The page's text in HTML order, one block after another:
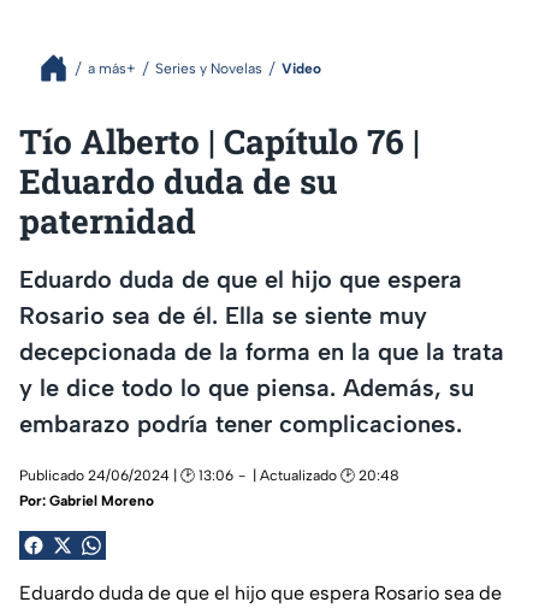
a más+ Series y Novelas Video
Tío Alberto | Capítulo 76 |
Eduardo duda de su
paternidad
Eduardo duda de que el hijo que espera
Rosario sea de él. Ella se siente muy
decepcionada de la forma en la que la trata
y le dice todo lo que piensa. Además, su
embarazo podría tener complicaciones.
Publicado 24/06/2024 | 🕑 13:06
| Actualizado 🕑 20:48
Por: Gabriel Moreno
Eduardo duda de que el hijo que espera Rosario sea de